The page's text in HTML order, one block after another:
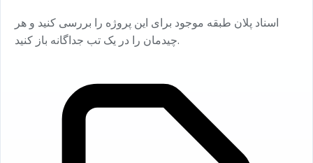
اسناد پلان طبقه موجود برای این پروژه را بررسی کنید و هر
چیدمان را در یک تب جداگانه باز کنید.